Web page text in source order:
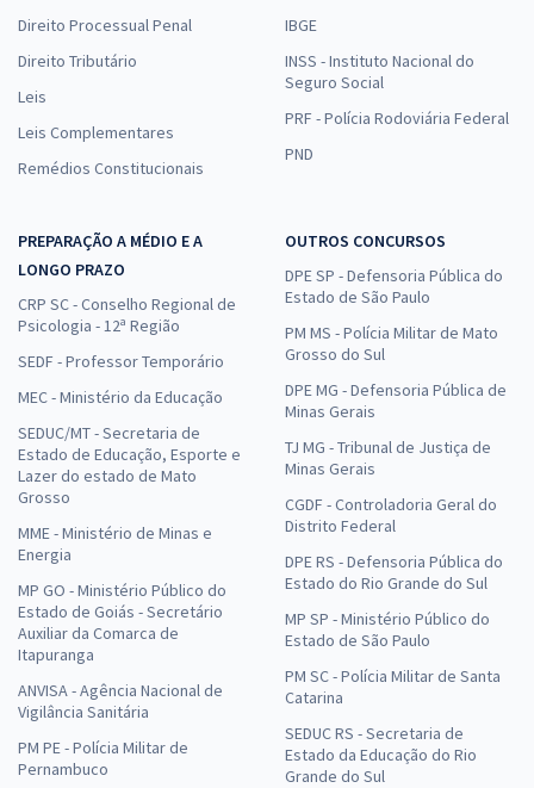
Direito Processual Penal
Direito Tributário
Leis
Leis Complementares
Remédios Constitucionais
IBGE
INSS - Instituto Nacional do
Seguro Social
PRF - Polícia Rodoviária Federal
PND
PREPARAÇÃO A MÉDIO E A
LONGO PRAZO
CRP SC - Conselho Regional de
Psicologia - 12ª Região
SEDF - Professor Temporário
MEC - Ministério da Educação
SEDUC/MT - Secretaria de
Estado de Educação, Esporte e
Lazer do estado de Mato
Grosso
MME - Ministério de Minas e
Energia
MP GO - Ministério Público do
Estado de Goiás - Secretário
Auxiliar da Comarca de
Itapuranga
ANVISA - Agência Nacional de
Vigilância Sanitária
PM PE - Polícia Militar de
Pernambuco
OUTROS CONCURSOS
DPE SP - Defensoria Pública do
Estado de São Paulo
PM MS - Polícia Militar de Mato
Grosso do Sul
DPE MG - Defensoria Pública de
Minas Gerais
TJ MG - Tribunal de Justiça de
Minas Gerais
CGDF - Controladoria Geral do
Distrito Federal
DPE RS - Defensoria Pública do
Estado do Rio Grande do Sul
MP SP - Ministério Público do
Estado de São Paulo
PM SC - Polícia Militar de Santa
Catarina
SEDUC RS - Secretaria de
Estado da Educação do Rio
Grande do Sul